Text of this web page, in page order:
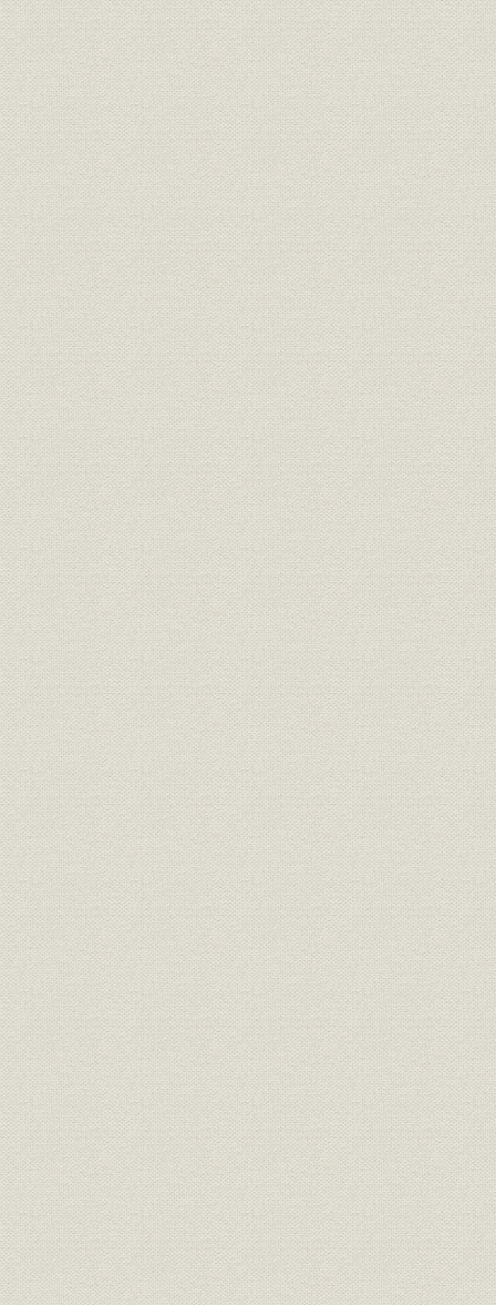
第8章 伸 業容の拡大(昭和34年~40年)
第1節 高度経済成長
1. 社会経済の動き
2. 生保業界の動き
3. 当社の動き
第2節 経営諸制度の整備
1. 経営管理制度の改正
2. 経営基本理念の制定
3. 長期計画の策定
4. 国崎裕副社長の会長就任
第3節 販売体制の確立
1. 初の全国的市場調査
2. 暮しの保険の発売
3. ブロック・システムへの移行
4. 販売制度の変遷
5. 団体保険の発売
6. 団体関係組織の拡充
7. 企業年金制度と企業保険部の新設
第4節 資産運用の伸展
1. 資産運用の動向
2. 運用組織の拡充
第5節 事務の合理化
1. コンピュータリゼーション前史
2. コンピュータの導入
第6節 創業70周年と記念事業
1. 創業70周年
2. 本店の増改築
3. 日比谷ビルの建設と日生劇場